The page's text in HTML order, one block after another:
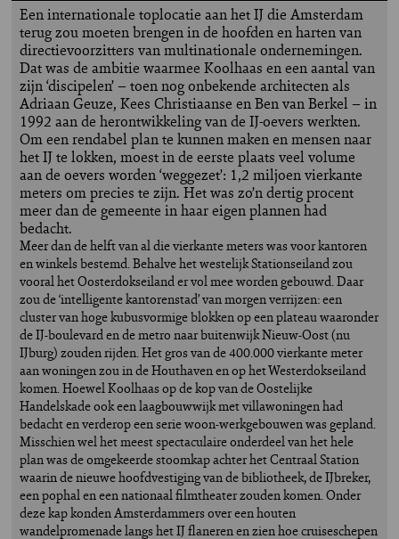
Een internationale toplocatie aan het IJ die Amsterdam
terug zou moeten brengen in de hoofden en harten van
directievoorzitters van multinationale ondernemingen.
Dat was de ambitie waarmee Koolhaas en een aantal van
zijn ‘discipelen’ – toen nog onbekende architecten als
Adriaan Geuze, Kees Christiaanse en Ben van Berkel – in
1992 aan de herontwikkeling van de IJ-oevers werkten.
Om een rendabel plan te kunnen maken en mensen naar
het IJ te lokken, moest in de eerste plaats veel volume
aan de oevers worden ‘weggezet’: 1,2 miljoen vierkante
meters om precies te zijn. Het was zo’n dertig procent
meer dan de gemeente in haar eigen plannen had
bedacht.
Meer dan de helft van al die vierkante meters was voor kantoren
en winkels bestemd. Behalve het westelijk Stationseiland zou
vooral het Oosterdokseiland er vol mee worden gebouwd. Daar
zou de ‘intelligente kantorenstad’ van morgen verrijzen: een
cluster van hoge kubusvormige blokken op een plateau waaronder
de IJ-boulevard en de metro naar buitenwijk Nieuw-Oost (nu
IJburg) zouden rijden. Het gros van de 400.000 vierkante meter
aan woningen zou in de Houthaven en op het Westerdokseiland
komen. Hoewel Koolhaas op de kop van de Oostelijke
Handelskade ook een laagbouwwijk met villawoningen had
bedacht en verderop een serie woon-werkgebouwen was gepland.
Misschien wel het meest spectaculaire onderdeel van het hele
plan was de omgekeerde stoomkap achter het Centraal Station
waarin de nieuwe hoofdvestiging van de bibliotheek, de IJbreker,
een pophal en een nationaal filmtheater zouden komen. Onder
deze kap konden Amsterdammers over een houten
wandelpromenade langs het IJ flaneren en zien hoe cruiseschepen